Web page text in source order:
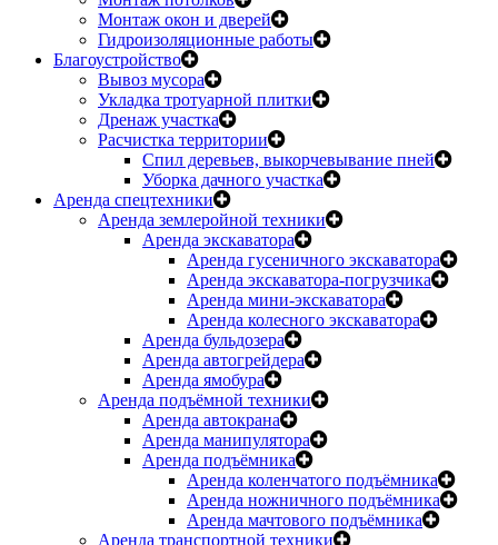
Монтаж окон и дверей
Гидроизоляционные работы
Благоустройство
Вывоз мусора
Укладка тротуарной плитки
Дренаж участка
Расчистка территории
Спил деревьев, выкорчевывание пней
Уборка дачного участка
Аренда спецтехники
Аренда землеройной техники
Аренда экскаватора
Аренда гусеничного экскаватора
Аренда экскаватора-погрузчика
Аренда мини-экскаватора
Аренда колесного экскаватора
Аренда бульдозера
Аренда автогрейдера
Аренда ямобура
Аренда подъёмной техники
Аренда автокрана
Аренда манипулятора
Аренда подъёмника
Аренда коленчатого подъёмника
Аренда ножничного подъёмника
Аренда мачтового подъёмника
Аренда транспортной техники